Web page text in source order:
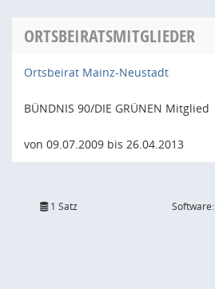
ORTSBEIRATSMITGLIEDER
Ortsbeirat Mainz-Neustadt
BÜNDNIS 90/DIE GRÜNEN Mitglied
von 09.07.2009 bis 26.04.2013
1 Satz Software: